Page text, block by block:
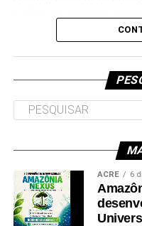
e deve ser entregue em
ACRE 6